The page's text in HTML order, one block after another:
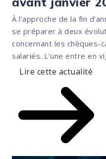
À l’approche de la fin
se préparer à deux
concernant les chèques-
salariés. L’une entre en
Lire cette actualité